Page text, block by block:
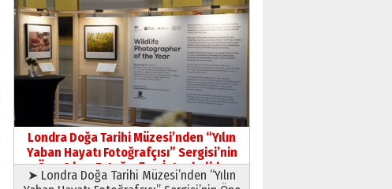
Yıldırım Gündoğdu
HAVVA’NIN ÜÇ KIZI
09 Temmuz 2026 Perşembe
Yusuf POLAT
Şampiyonluk Sebahattin
Şirin’e yazar
11 Mayıs 2026 Pazartesi
Londra Doğa Tarihi Müzesi’nden “Yılın
Yaban Hayatı Fotoğrafçısı” Sergisi’nin
Öne Çıkan Fotoğrafları İstanbul’da
➤ Londra Doğa Tarihi Müzesi’nden “Yılın